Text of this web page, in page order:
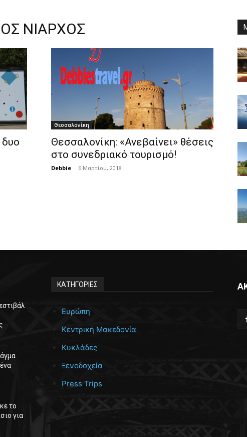
ΝΙΑΡΧΟΣ
δυο
Θεσσαλονίκη
Θεσσαλονίκη: «Ανεβαίνει» θέσεις
στο συνεδριακό τουρισμό!
Debbie - 6 Μαρτίου, 2018
το
για
ΚΑΤΗΓΟΡΙΕΣ
Ευρώπη
Κεντρική Μακεδονία
Κυκλάδες
Ξενοδοχεία
Press Trips